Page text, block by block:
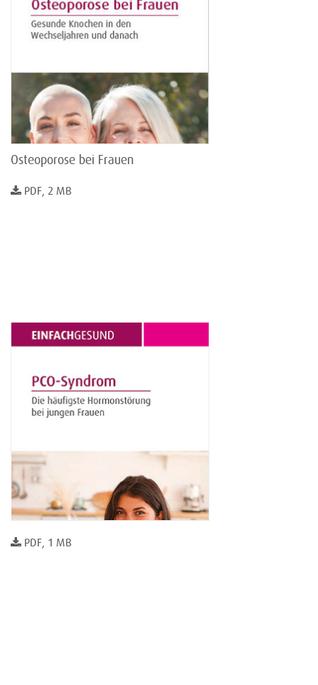
Osteoporose bei Frauen
PDF, 2 MB
PDF, 1 MB